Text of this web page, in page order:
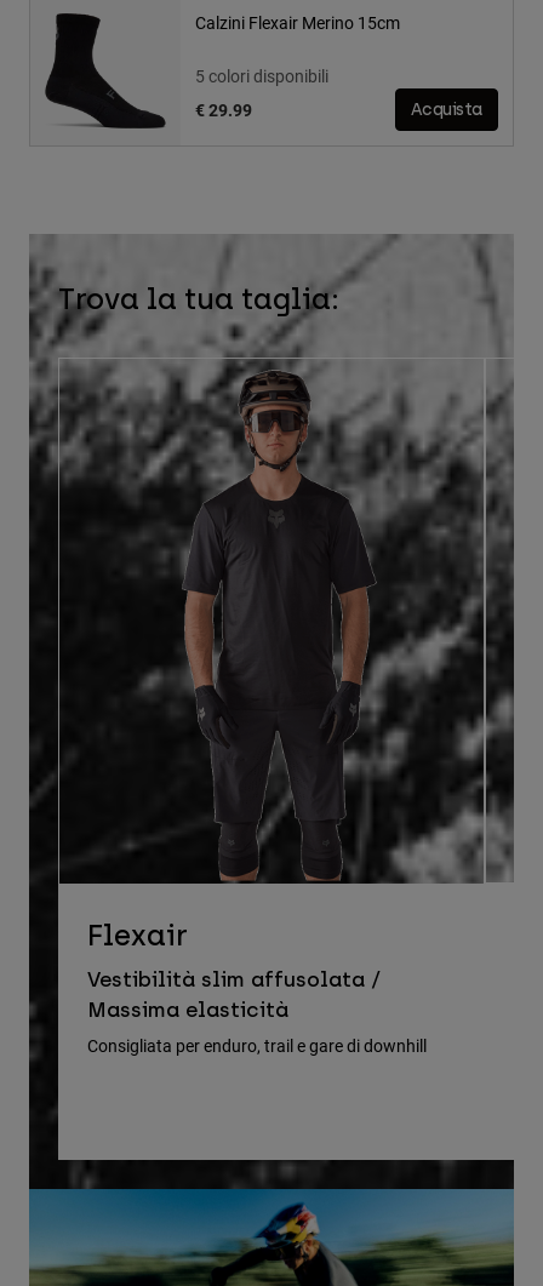
Calzini Flexair Merino 15cm
5 colori disponibili
€ 29.99
Acquista
Trova la tua taglia:
Flexair
Vestibilità slim affusolata /
Massima elasticità
Consigliata per enduro, trail e gare di downhill